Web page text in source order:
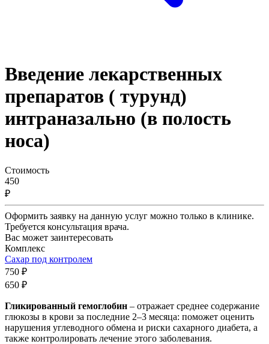
Введение лекарственных
препаратов ( турунд)
интраназально (в полость
носа)
Стоимость
450
₽
Оформить заявку на данную услуг можно только в клинике.
Требуется консультация врача.
Вас может заинтересовать
Комплекс
Сахар под контролем
750 ₽
650 ₽
Гликированный гемоглобин – отражает среднее содержание
глюкозы в крови за последние 2–3 месяца: поможет оценить
нарушения углеводного обмена и риски сахарного диабета, а
также контролировать лечение этого заболевания.